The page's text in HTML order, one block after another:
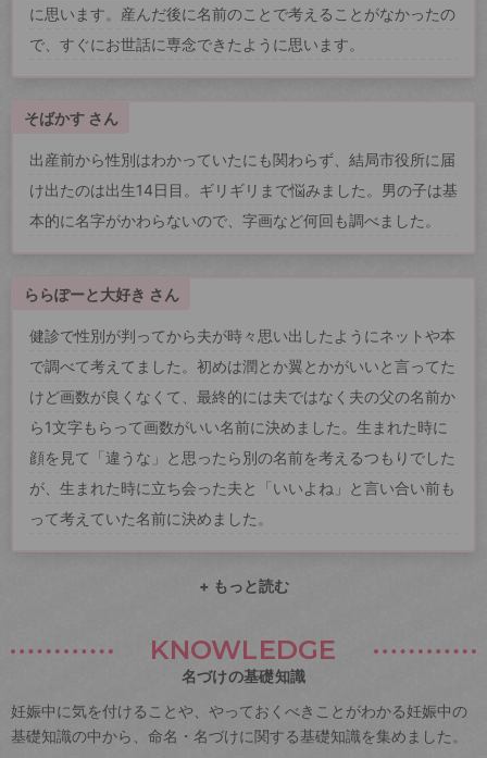
に思います。産んだ後に名前のことで考えることがなかったの
で、すぐにお世話に専念できたように思います。
そばかす さん
出産前から性別はわかっていたにも関わらず、結局市役所に届
け出たのは出生14日目。ギリギリまで悩みました。男の子は基
本的に名字がかわらないので、字画など何回も調べました。
ららぽーと大好き さん
健診で性別が判ってから夫が時々思い出したようにネットや本
で調べて考えてました。初めは潤とか翼とかがいいと言ってた
けど画数が良くなくて、最終的には夫ではなく夫の父の名前か
ら1文字もらって画数がいい名前に決めました。生まれた時に
顔を見て「違うな」と思ったら別の名前を考えるつもりでした
が、生まれた時に立ち会った夫と「いいよね」と言い合い前も
って考えていた名前に決めました。
+ もっと読む
KNOWLEDGE
名づけの基礎知識
妊娠中に気を付けることや、やっておくべきことがわかる妊娠中の
基礎知識の中から、命名・名づけに関する基礎知識を集めました。